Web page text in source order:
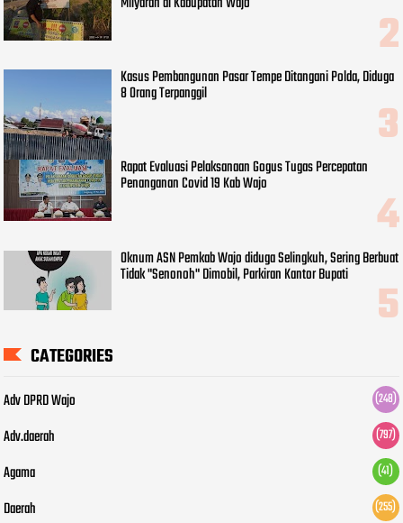
Kasus Pembangunan Pasar Tempe Ditangani Polda, Diduga
8 Orang Terpanggil
Rapat Evaluasi Pelaksanaan Gogus Tugas Percepatan
Penanganan Covid 19 Kab Wajo
Oknum ASN Pemkab Wajo diduga Selingkuh, Sering Berbuat
Tidak "Senonoh" Dimobil, Parkiran Kantor Bupati
CATEGORIES
Adv DPRD Wajo (248)
Adv.daerah (797)
Agama (41)
Daerah (255)